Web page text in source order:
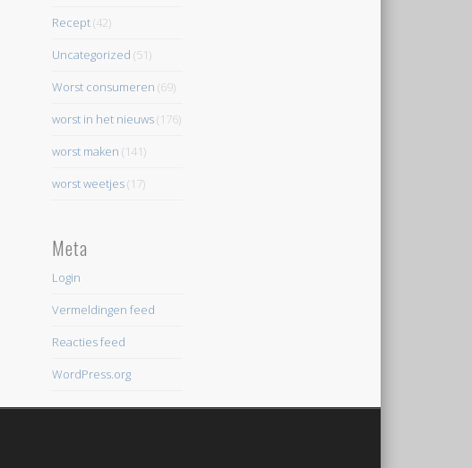
Recept(42)
Uncategorized (51)
Worst consumeren (69)
worst in het nieuws(176)
worst maken (141)
worst weetjes(17)
Meta
Login
Vermeldingen feed
Reacties feed
WordPress.org